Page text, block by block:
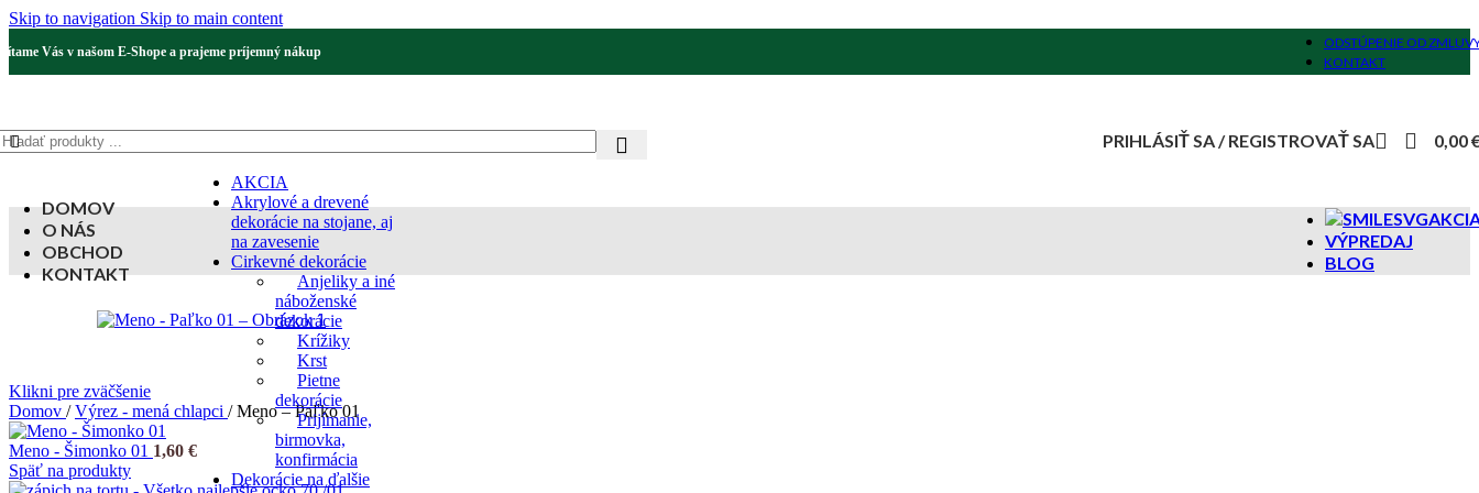
Skip to navigation Skip to main content
Vás v našom E-Shope a prajeme príjemný nákup
ODSTÚPENIE OD
KONTAKT
AKCIA
Akrylové a drevené
dekorácie na stojane, aj
na zavesenie
Cirkevné dekorácie
Anjeliky a iné
náboženské
dekorácie
Krížiky
Krst
Pietne
dekorácie
Prijímanie,
birmovka,
konfirmácia
Dekorácie na ďalšie
PRIHLÁSIŤ SA / REGISTROVAŤ SA 0,00
DOMOV
O NÁS
OBCHOD
KONTAKT
VÝPREDAJ
BLOG
Klikni pre zväčšenie
Domov / Výrez - mená chlapci / Meno – Paľko 01
Meno - Šimonko 01 1,60 €
Späť na produkty